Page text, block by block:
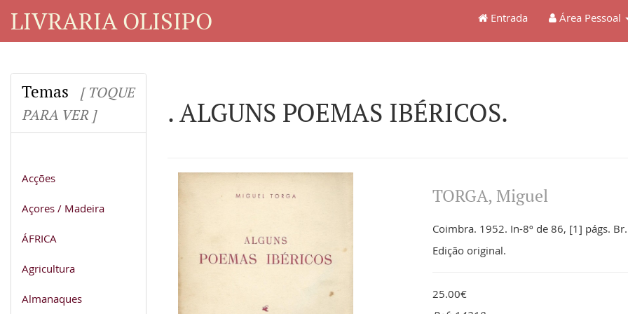
LIVRARIA OLISIPO Entrada Área Pessoal
Temas
[ TOQUE
PARA VER ]
Acções
Açores / Madeira
ÁFRICA
Agricultura
Almanaques
. ALGUNS POEMAS IBÉRICOS.
TORGA, Miguel
Coimbra. 1952. In-8º de 86, [1] págs. Br.
Edição original.
25.00€